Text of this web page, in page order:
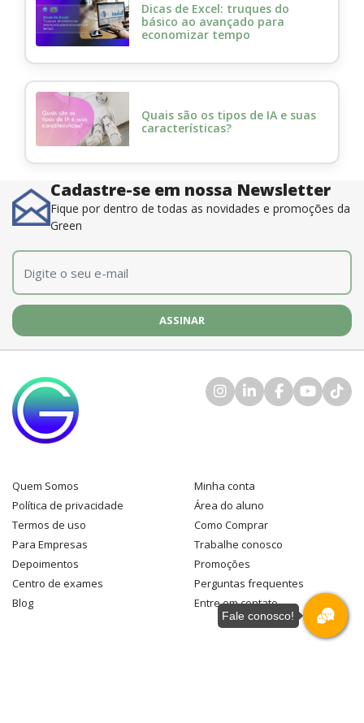
Dicas de Excel: truques do
básico ao avançado para
economizar tempo
Quais são os tipos de IA e suas
características?
Cadastre-se em nossa Newsletter
Fique por dentro de todas as novidades e promoções da
Green
E-mail
Quem Somos
Política de privacidade
Termos de uso
Para Empresas
Depoimentos
Centro de exames
Blog
Minha conta
Área do aluno
Como Comprar
Trabalhe conosco
Promoções
Perguntas frequentes
Entre em contato
Fale conosco!